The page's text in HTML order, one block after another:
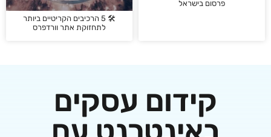
🛠️ 5 הרכיבים הקריטיים ביותר
לתחזוקת אתר וורדפרס
קידום עסקים